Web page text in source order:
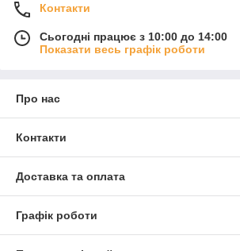
Контакти
Сьогодні працює з 10:00 до 14:00
Показати весь графік роботи
Про нас
Контакти
Доставка та оплата
Графік роботи